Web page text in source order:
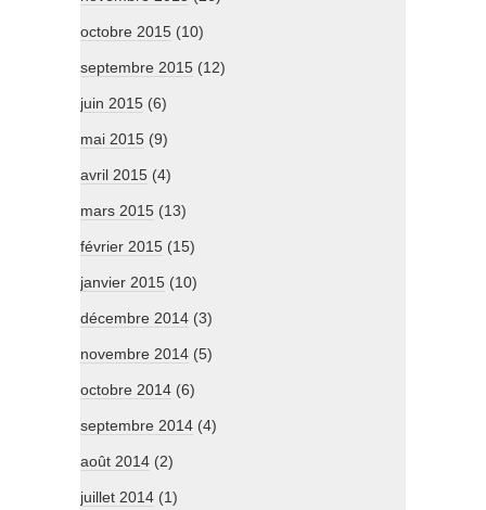
octobre 2015 (10)
septembre 2015 (12)
juin 2015 (6)
mai 2015 (9)
avril 2015 (4)
mars 2015 (13)
février 2015 (15)
janvier 2015 (10)
décembre 2014 (3)
novembre 2014 (5)
octobre 2014 (6)
septembre 2014 (4)
août 2014 (2)
juillet 2014 (1)